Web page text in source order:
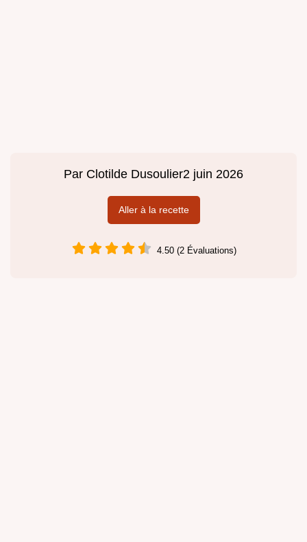
Par Clotilde Dusoulier2 juin 2026
Aller à la recette
4.50 (2 Évaluations)